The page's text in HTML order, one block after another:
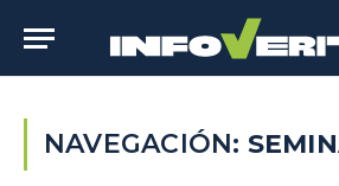
NAVEGACIÓN: